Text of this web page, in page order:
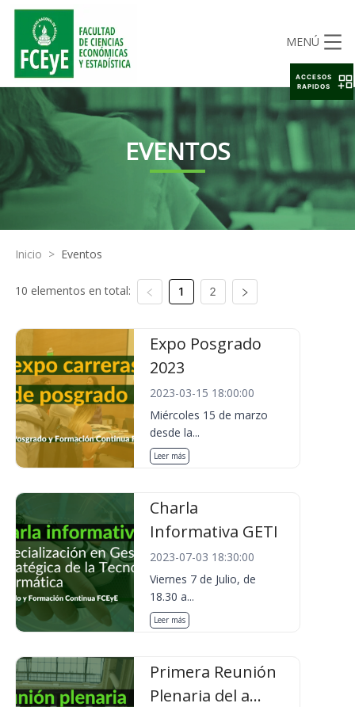
MENÚ
EVENTOS
Inicio > Eventos
10 elementos en total: 1 2
Expo Posgrado
2023
2023-03-15 18:00:00
Miércoles 15 de marzo
desde la...
Leer más
Charla
Informativa GETI
2023-07-03 18:30:00
Viernes 7 de Julio, de
18.30 a...
Leer más
Primera Reunión
Plenaria del a...
ACCESOS
RAPIDOS